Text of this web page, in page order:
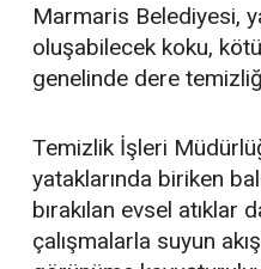
Marmaris Belediyesi,
oluşabilecek koku,
genelinde dere
Temizlik İşleri
yataklarında biriken
bırakılan evsel atıklar
çalışmalarla suyun